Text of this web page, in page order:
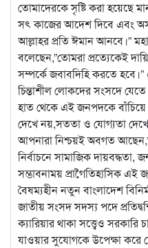
তোমাদেরকে সৃষ্টি করা হয়েছে
সৎ কাজের আদেশ দিবে এবং
আল্লাহর প্রতি ঈমান আনবে।”
বলেছেন,”তোমরা প্রত্যেকেই
সম্পর্কে জবাবদিহি করতে
চিন্তাশীল লোকদের সংসদে
হাত থেকে এই জনপদকে বাঁচিয়ে
দেখে নয়,সততা ও যোগ্যতা
আপনারা নিশ্চয়ই অবগত
নির্বাচনে সামাজিক দায়বদ্ধতা,
সম্ভাবনাময় প্রাগৈতিহাসিক
বৈষম্যহীন নতুন বাংলাদেশ
জাতীয় সংসদ সদস্য পদে
ক্যারিয়ার থাকা সত্ত্বেও
যাওয়ার সুযোগকে উপেক্ষা করে